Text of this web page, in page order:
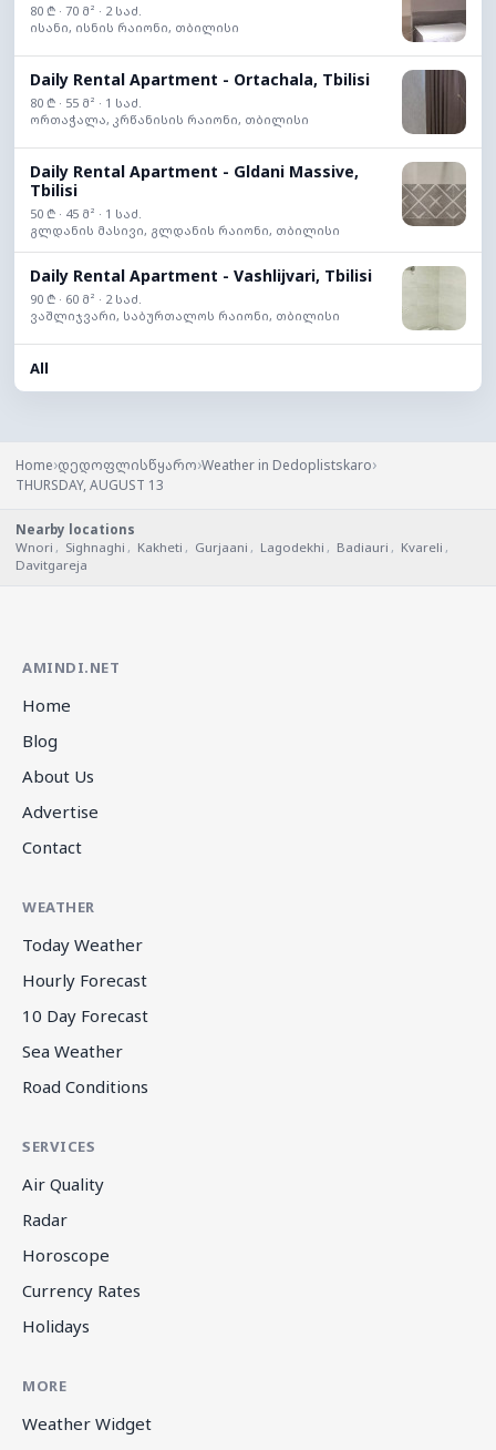
80 ₾ · 70 მ² · 2 საძ.
ისანი, ისნის რაიონი, თბილისი
Daily Rental Apartment - Ortachala, Tbilisi
80 ₾ · 55 მ² · 1 საძ.
ორთაჭალა, კრწანისის რაიონი, თბილისი
Daily Rental Apartment - Gldani Massive,
Tbilisi
50 ₾ · 45 მ² · 1 საძ.
გლდანის მასივი, გლდანის რაიონი, თბილისი
Daily Rental Apartment - Vashlijvari, Tbilisi
90 ₾ · 60 მ² · 2 საძ.
ვაშლიჯვარი, საბურთალოს რაიონი, თბილისი
All
Home›დედოფლისწყარო›Weather in Dedoplistskaro›
THURSDAY, AUGUST 13
Nearby locations
Wnori , Sighnaghi , Kakheti , Gurjaani , Lagodekhi , Badiauri , Kvareli ,
Davitgareja
AMINDI.NET
Home
Blog
About Us
Advertise
Contact
WEATHER
Today Weather
Hourly Forecast
10 Day Forecast
Sea Weather
Road Conditions
SERVICES
Air Quality
Radar
Horoscope
Currency Rates
Holidays
MORE
Weather Widget